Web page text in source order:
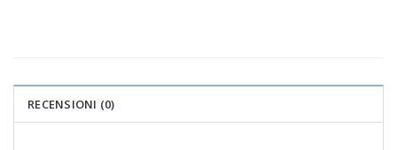
RECENSIONI (0)